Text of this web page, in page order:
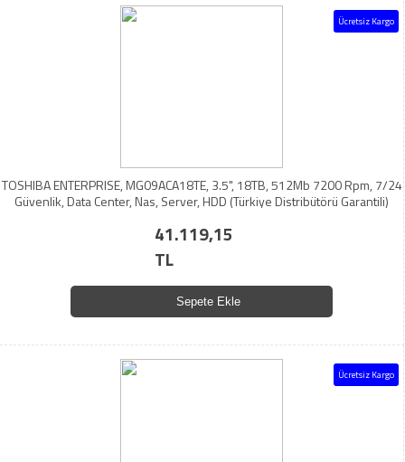
Ücretsiz Kargo
TOSHIBA ENTERPRISE, MG09ACA18TE, 3.5", 18TB, 512Mb 7200 Rpm, 7/24
Güvenlik, Data Center, Nas, Server, HDD (Türkiye Distribütörü Garantili)
41.119,15
TL
Sepete Ekle
Ücretsiz Kargo